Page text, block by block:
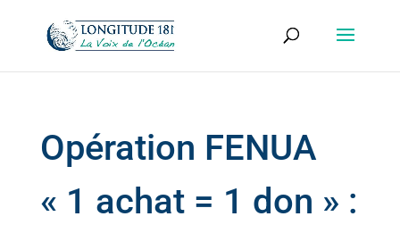
Opération FENUA
« 1 achat = 1 don » :